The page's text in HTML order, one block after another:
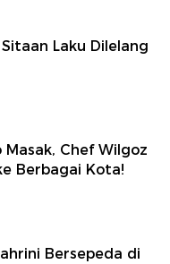
Laku Dilelang
Masak, Chef Wilgoz
Berbagai Kota!
Bersepeda di